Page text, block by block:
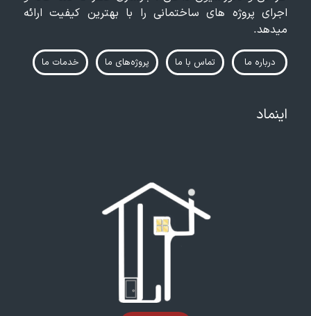
اجرای پروژه های ساختمانی را با بهترین کیفیت ارائه
میدهد.
درباره ما تماس‌ با ما پروژه‌های ما خدمات ما
اینماد